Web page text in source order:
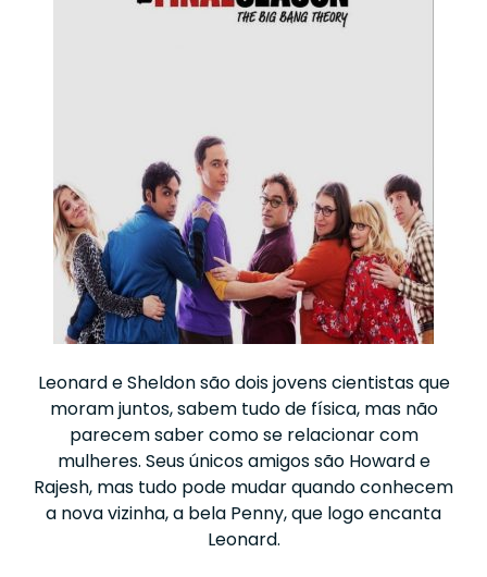
Leonard e Sheldon são dois jovens cientistas que
moram juntos, sabem tudo de física, mas não
parecem saber como se relacionar com
mulheres. Seus únicos amigos são Howard e
Rajesh, mas tudo pode mudar quando conhecem
a nova vizinha, a bela Penny, que logo encanta
Leonard.